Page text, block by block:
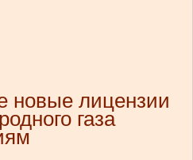
лицензии
газа